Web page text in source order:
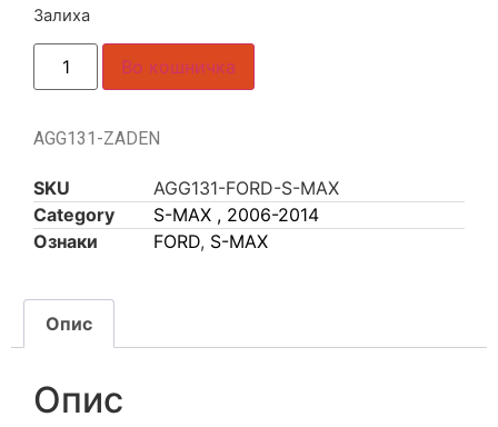
Залиха
Во кошничка
AGG131-ZADEN
SKU
AGG131-FORD-S-MAX
Category
S-MAX , 2006-2014
Ознаки
FORD, S-MAX
Опис
Опис